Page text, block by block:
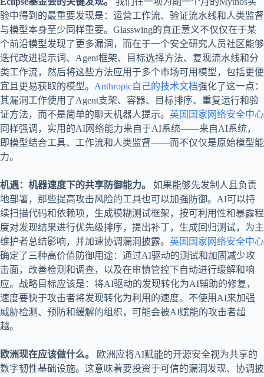
验中得到的最重要发现是：运营工作流、验证流水线和人类监督
与模型本身至少同样重要。Glasswing的真正意义不仅仅在于某
个前沿模型发现了更多漏洞，而在于一个安全研究人员社区能够
迭代改进提示词、Agent框架、目标选择方法、复现流水线和分
类工作流，然后将这些方法应用于多个市场可用模型，包括更便
宜且更易获取的模型。 Anthropic自己的技术文档强化了这一点：
其漏洞工作使用了Agent支架、容器、目标排序、重复运行和验
证方法，而不是简单的聊天机器人提示。 英国国家网络安全中心
同样强调，实用的AI网络能力来自于AI系统——来自AI系统，
即模型结合工具、工作流和人类监督——而不仅仅是原始模型能
力。
机遇：机器速度下的共享防御能力。
如果能够先发制人且负责
地部署，那些提高攻击风险的工具也可以加强防御。AI可以持
续扫描代码和依赖项，生成模糊测试框架，按可利用性和暴露程
度对发现结果进行优先级排序，提出补丁，生成回归测试，为主
维护者总结影响，并加速协调漏洞披露。 英国国家网络安全中心
确定了三种高价值防御用途：通过AI驱动的测试和加固减少攻
击面，改善检测和调查，以及在审慎管控下自动进行缓解和响
应。战略目标应该是：将AI驱动的发现转化为AI辅助的修复，
速度要快于攻击者将发现转化为利用的速度。不使用AI来加强
威胁检测、预防和缓解的组织，可能会被AI赋能的攻击者超
越。
欧洲现在应该做什么。
欧洲应将AI赋能的开源安全视为共享的
数字韧性基础设施。这意味着要投资于可信的漏洞发现、协调披